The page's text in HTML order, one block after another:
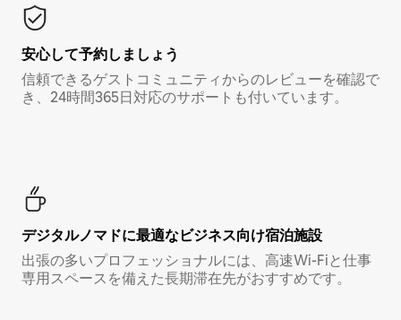
安心して予約しましょう
信頼できるゲストコミュニティからのレビューを確認で
き、24時間365日対応のサポートも付いています。
デジタルノマド⁠に最⁠適⁠なビ⁠ジ⁠ネ⁠ス⁠向⁠け宿⁠泊⁠施⁠設
出張の多いプロフェッショナルには、高速Wi-Fiと仕事
専用スペースを備えた長期滞在先がおすすめです。